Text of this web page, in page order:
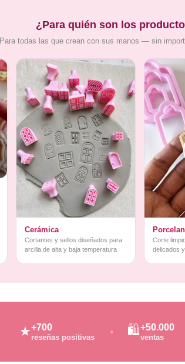
¿Para quién son los
Para todas las que crean con sus manos — sin
Cerámica
Cortantes y sellos diseñados para
arcilla de alta y baja temperatura
Corte
delicados
★+700
reseñas positivas 🛍️+50.000
ventas